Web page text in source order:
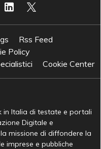
Rss Feed
Policy
Cookie Center
in Italia di testate e portali
Digitale e
missione di diffondere la
imprese e pubbliche